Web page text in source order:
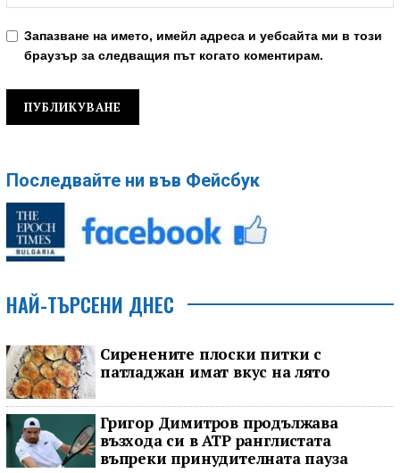
Запазване на името, имейл адреса и уебсайта ми в този
браузър за следващия път когато коментирам.
Последвайте ни във Фейсбук
НАЙ-ТЪРСЕНИ ДНЕС
Сиренените плоски питки с
патладжан имат вкус на лято
Григор Димитров продължава
възхода си в ATP ранглистата
въпреки принудителната пауза